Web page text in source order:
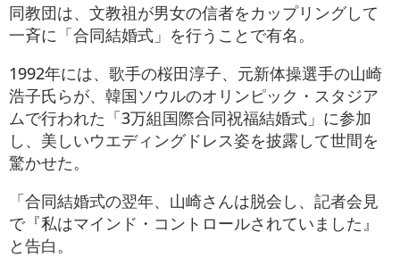
同教団は、文教祖が男女の信者をカップリングして
一斉に「合同結婚式」を行うことで有名。
1992年には、歌手の桜田淳子、元新体操選手の山崎
浩子氏らが、韓国ソウルのオリンピック・スタジア
ムで行われた「3万組国際合同祝福結婚式」に参加
し、美しいウエディングドレス姿を披露して世間を
驚かせた。
「合同結婚式の翌年、山崎さんは脱会し、記者会見
で『私はマインド・コントロールされていました』
と告白。